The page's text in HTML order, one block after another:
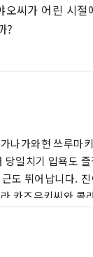
씨가 어린 시
?
나가와현 쓰루마
일치기 입욕도
개하는 브랜드 「미도리야」는,
카즈유키씨와
북부 다지마 지방